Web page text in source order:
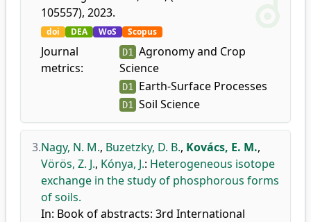
105557), 2023.
doi DEA WoS Scopus
Journal
metrics:
D1 Agronomy and Crop
Science
D1 Earth-Surface Processes
D1 Soil Science
3.Nagy, N. M., Buzetzky, D. B., Kovács, E. M.,
Vörös, Z. J., Kónya, J.: Heterogeneous isotope
exchange in the study of phosphorous forms
of soils.
In: Book of abstracts: 3rd International